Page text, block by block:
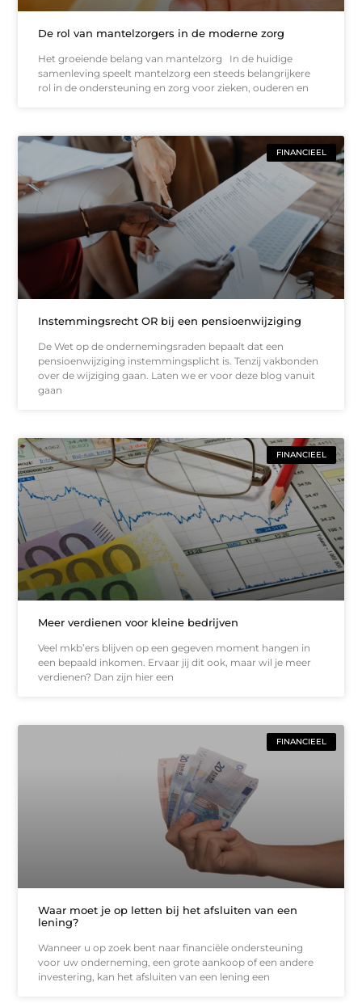
De rol van mantelzorgers in de moderne zorg
Het groeiende belang van mantelzorg In de huidige
samenleving speelt mantelzorg een steeds belangrijkere
rol in de ondersteuning en zorg voor zieken, ouderen en
FINANCIEEL
Instemmingsrecht OR bij een pensioenwijziging
De Wet op de ondernemingsraden bepaalt dat een
pensioenwijziging instemmingsplicht is. Tenzij vakbonden
over de wijziging gaan. Laten we er voor deze blog vanuit
gaan
FINANCIEEL
Meer verdienen voor kleine bedrijven
Veel mkb’ers blijven op een gegeven moment hangen in
een bepaald inkomen. Ervaar jij dit ook, maar wil je meer
verdienen? Dan zijn hier een
FINANCIEEL
Waar moet je op letten bij het afsluiten van een
lening?
Wanneer u op zoek bent naar financiële ondersteuning
voor uw onderneming, een grote aankoop of een andere
investering, kan het afsluiten van een lening een